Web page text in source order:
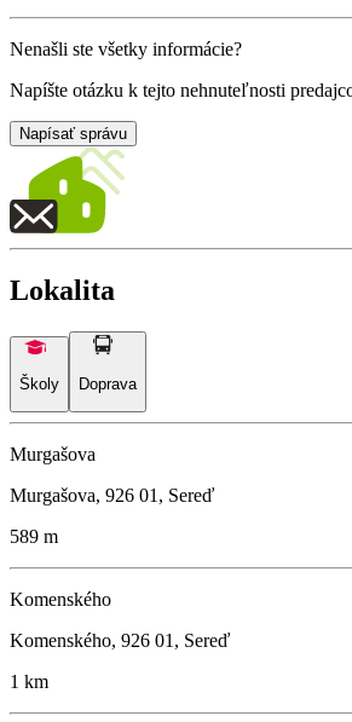
Nenašli ste všetky informácie?
Napíšte otázku k tejto nehnuteľnosti
Napísať správu
Lokalita
Školy Doprava
Murgašova
Murgašova, 926 01, Sereď
589 m
Komenského
Komenského, 926 01, Sereď
1 km